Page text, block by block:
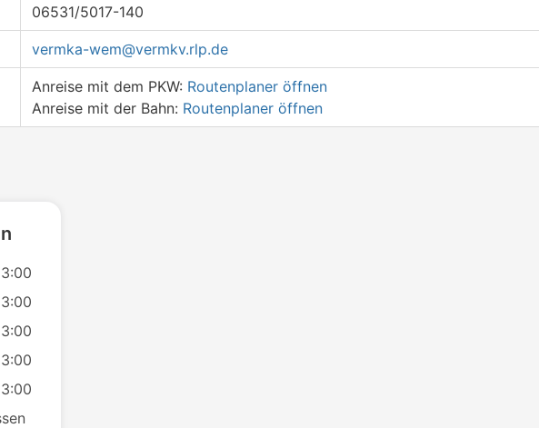
06531/5017-140
vermka-wem@vermkv.rlp.de
Anreise mit dem PKW: Routenplaner öffnen
Anreise mit der Bahn: Routenplaner öffnen